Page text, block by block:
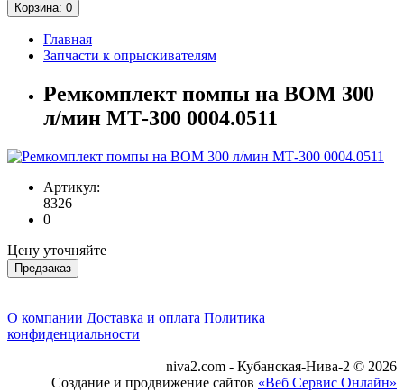
Корзина: 0
Главная
Запчасти к опрыскивателям
Ремкомплект помпы на ВОМ 300
л/мин МТ-300 0004.0511
Артикул:
8326
0
Цену уточняйте
Предзаказ
О компании Доставка и оплата Политика
конфиденциальности
niva2.com - Кубанская-Нива-2 © 2026
Создание и продвижение сайтов «Веб Сервис Онлайн»